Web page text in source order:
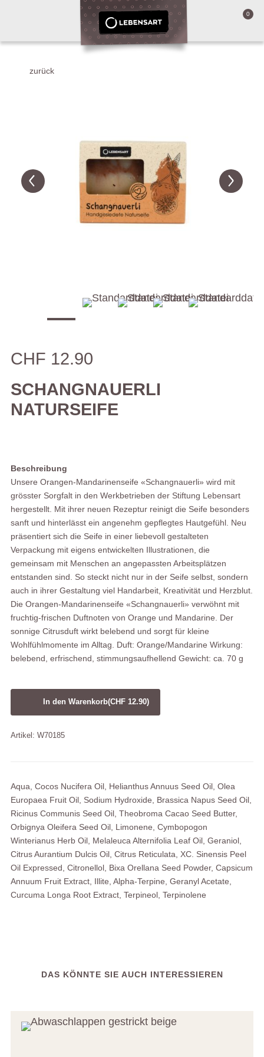
0
zurück
CHF 12.90
SCHANGNAUERLI
NATURSEIFE
Beschreibung
Unsere Orangen-Mandarinenseife «Schangnauerli» wird mit
grösster Sorgfalt in den Werkbetrieben der Stiftung Lebensart
hergestellt. Mit ihrer neuen Rezeptur reinigt die Seife besonders
sanft und hinterlässt ein angenehm gepflegtes Hautgefühl. Neu
präsentiert sich die Seife in einer liebevoll gestalteten
Verpackung mit eigens entwickelten Illustrationen, die
gemeinsam mit Menschen an angepassten Arbeitsplätzen
entstanden sind. So steckt nicht nur in der Seife selbst, sondern
auch in ihrer Gestaltung viel Handarbeit, Kreativität und Herzblut.
Die Orangen-Mandarinenseife «Schangnauerli» verwöhnt mit
fruchtig-frischen Duftnoten von Orange und Mandarine. Der
sonnige Citrusduft wirkt belebend und sorgt für kleine
Wohlfühlmomente im Alltag. Duft: Orange/Mandarine Wirkung:
belebend, erfrischend, stimmungsaufhellend Gewicht: ca. 70 g
In den Warenkorb(CHF 12.90)
Artikel: W70185
Aqua, Cocos Nucifera Oil, Helianthus Annuus Seed Oil, Olea
Europaea Fruit Oil, Sodium Hydroxide, Brassica Napus Seed Oil,
Ricinus Communis Seed Oil, Theobroma Cacao Seed Butter,
Orbignya Oleifera Seed Oil, Limonene, Cymbopogon
Winterianus Herb Oil, Melaleuca Alternifolia Leaf Oil, Geraniol,
Citrus Aurantium Dulcis Oil, Citrus Reticulata, XC. Sinensis Peel
Oil Expressed, Citronellol, Bixa Orellana Seed Powder, Capsicum
Annuum Fruit Extract, Illite, Alpha-Terpine, Geranyl Acetate,
Curcuma Longa Root Extract, Terpineol, Terpinolene
DAS KÖNNTE SIE AUCH INTERESSIEREN